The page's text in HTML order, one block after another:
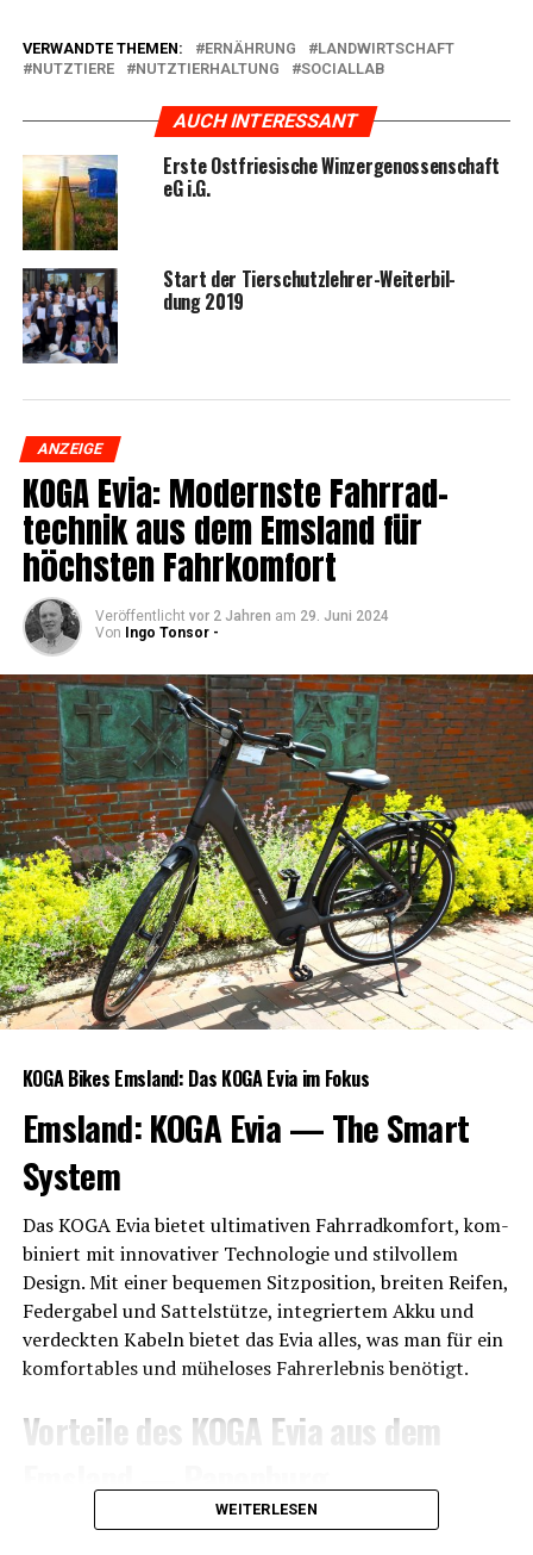
VERWANDTE THEMEN: ERNÄHRUNG
LANDWIRTSCHAFT
NUTZTIERE
NUTZTIERHALTUNG SOCIALLAB
AUCH INTERESSANT
Ers­te Ost­frie­si­sche Win­zer­ge­nos­sen­schaft
eG i.G.
Start der Tier­schutz­leh­rer-Wei­ter­bil­
dung 2019
ANZEIGE
KOGA Evia: Moderns­te Fahr­rad­
tech­nik aus dem Ems­land für
höchs­ten Fahrkomfort
Veröffentlicht vor 2 Jahren am 29. Juni 2024
Von Ingo Tonsor -
KOGA Bikes Ems­land: Das KOGA Evia im Fokus
Ems­land: KOGA Evia — The Smart
System
Das KOGA Evia bie­tet ulti­ma­ti­ven Fahr­rad­kom­fort, kom­
bi­niert mit inno­va­ti­ver Tech­no­lo­gie und stil­vol­lem
Design. Mit einer beque­men Sitz­po­si­ti­on, brei­ten Rei­fen,
Feder­ga­bel und Sat­tel­stüt­ze, inte­grier­tem Akku und
ver­deck­ten Kabeln bie­tet das Evia alles, was man für ein
kom­for­ta­bles und mühe­lo­ses Fahr­erleb­nis benötigt.
Vor­tei­le des KOGA Evia aus dem
Ems­land — Papenburg
SP-Con­nect Halterung
WEITERLESEN